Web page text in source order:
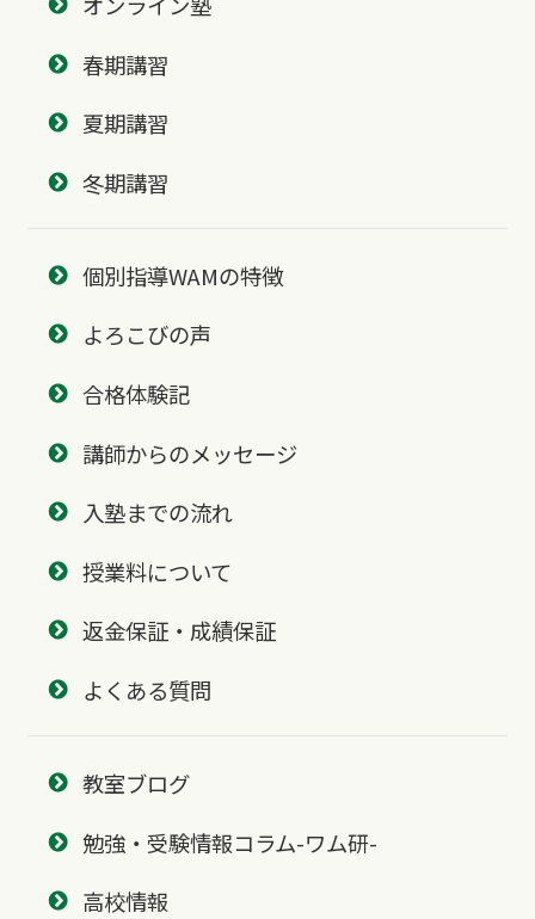
春期講習
夏期講習
冬期講習
個別指導WAMの特徴
よろこびの声
合格体験記
講師からのメッセージ
入塾までの流れ
授業料について
返金保証・成績保証
よくある質問
教室ブログ
勉強・受験情報コラム-ワム研-
高校情報